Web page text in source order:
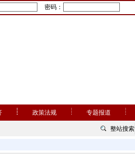
密码：
政策法规 专题报道
整站搜索